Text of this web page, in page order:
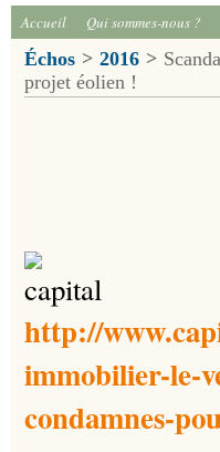
Accueil Qui sommes-nous ?
Échos > 2016 >
projet éolien !
http://
immobilier-le-
condamnes-